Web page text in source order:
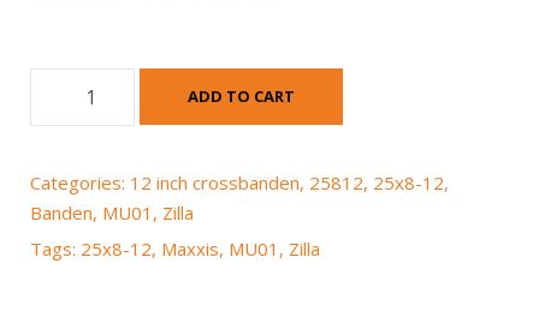
M
ADD TO CART
Categories: 12 inch crossbanden, 25812, 25x8-12,
Banden, MU01 , Zilla
Tags: 25x8-12, Maxxis, MU01 , Zilla